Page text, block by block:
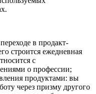
в продакт-
строится ежедневная
с
о профессии;
продуктами: вы
через призму другого